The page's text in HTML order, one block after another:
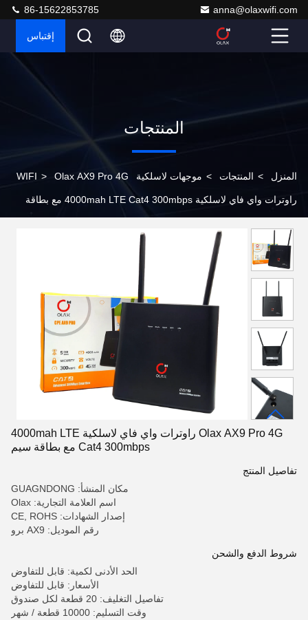
anna@olaxwifi.com
86-15622853785
إقتباس
المنتجات
المنزل > المنتجات > موجهات لاسلكية WIFI > Olax AX9 Pro 4G
راوترات واي فاي لاسلكية 4000mah LTE Cat4 300mbps مع بطاقة
Olax AX9 Pro 4G راوترات واي فاي لاسلكية 4000mah LTE
Cat4 300mbps مع بطاقة سيم
تفاصيل المنتج
مكان المنشأ: GUAGNDONG
اسم العلامة التجارية: Olax
إصدار الشهادات: CE, ROHS
رقم الموديل: AX9 برو
شروط الدفع والشحن
الحد الأدنى لكمية: قابل للتفاوض
الأسعار: قابل للتفاوض
تفاصيل التغليف: 20 قطعة لكل صندوق
وقت التسليم: 10000 قطعة / شهر